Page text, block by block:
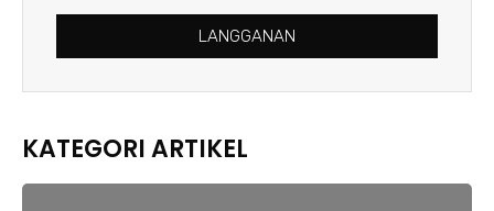
LANGGANAN
KATEGORI ARTIKEL